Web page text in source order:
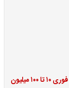
وام برای یارانه بگیران بدون ضامن | وام فوری ۱۰ تا ۱۰۰ میلیون